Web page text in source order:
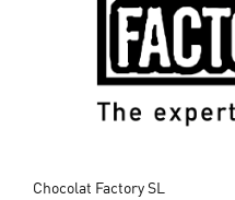
Chocolat Factory SL